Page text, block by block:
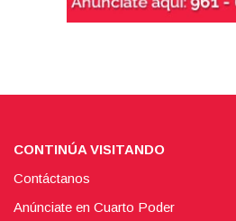
CONTINÚA VISITANDO
Contáctanos
Anúnciate en Cuarto Poder